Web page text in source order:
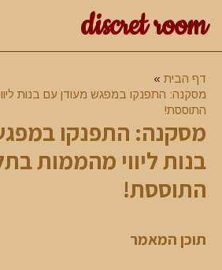
discret room
דף הבית
מסקנה: התפנקו במפגש מעודן עם בנות
התוססת!
מסקנה: התפנקו
בנות ליווי מהממות
התוססת!
תוכן המאמר